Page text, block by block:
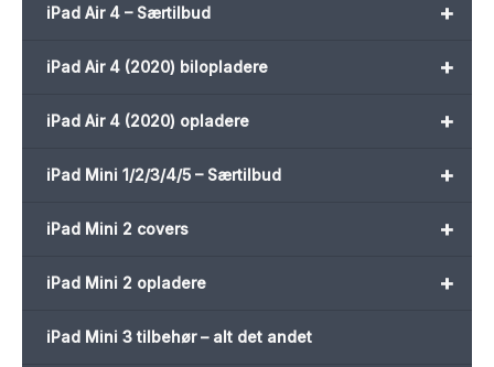
+
iPad Air 4 – Særtilbud
+
iPad Air 4 (2020) bilopladere
+
iPad Air 4 (2020) opladere
+
iPad Mini 1/2/3/4/5 – Særtilbud
+
iPad Mini 2 covers
+
iPad Mini 2 opladere
iPad Mini 3 tilbehør – alt det andet